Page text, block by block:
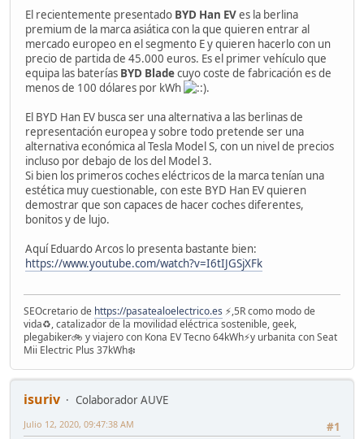
El recientemente presentado BYD Han EVes la berlina
premium de la marca asiática con la que quieren entrar al
mercado europeo en el segmento E y quieren hacerlo con un
precio de partida de 45.000 euros. Es el primer vehículo que
equipa las baterías BYD Bladecuyo coste de fabricación es de
menos de 100 dólares por kWh
.
El BYD Han EV busca ser una alternativa a las berlinas de
representación europea y sobre todo pretende ser una
alternativa económica al Tesla Model S, con un nivel de precios
incluso por debajo de los del Model 3.
Si bien los primeros coches eléctricos de la marca tenían una
estética muy cuestionable, con este BYD Han EV quieren
demostrar que son capaces de hacer coches diferentes,
bonitos y de lujo.
Aquí Eduardo Arcos lo presenta bastante bien:
https://www.youtube.com/watch?v=I6tIJGSjXFk
SEOcretario de https://pasatealoelectrico.es ⚡️,5R como modo de
vida♻️, catalizador de la movilidad eléctrica sostenible, geek,
plegabiker🚲 y viajero con Kona EV Tecno 64kWh⚡️y urbanita con Seat
Mii Electric Plus 37kWh❄️
isuriv
Colaborador AUVE
#1
Julio 12, 2020, 09:47:38 AM